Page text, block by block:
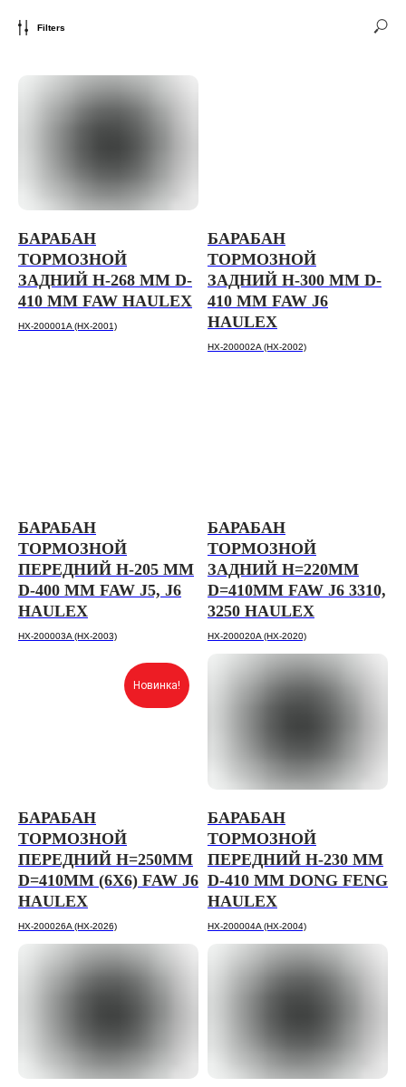
Filters
БАРАБАН
ТОРМОЗНОЙ
ЗАДНИЙ H-268 ММ D-
410 ММ FAW HAULEX
HX-200001A (HX-2001)
БАРАБАН
ТОРМОЗНОЙ
ЗАДНИЙ H-300 ММ D-
410 ММ FAW J6
HAULEX
HX-200002A (HX-2002)
БАРАБАН
ТОРМОЗНОЙ
ПЕРЕДНИЙ H-205 ММ
D-400 ММ FAW J5, J6
HAULEX
HX-200003A (HX-2003)
БАРАБАН
ТОРМОЗНОЙ
ЗАДНИЙ H=220ММ
D=410ММ FAW J6 3310,
3250 HAULEX
HX-200020A (HX-2020)
Новинка!
БАРАБАН
ТОРМОЗНОЙ
ПЕРЕДНИЙ H=250ММ
D=410ММ (6Х6) FAW J6
HAULEX
HX-200026A (HX-2026)
БАРАБАН
ТОРМОЗНОЙ
ПЕРЕДНИЙ H-230 ММ
D-410 ММ DONG FENG
HAULEX
HX-200004A (HX-2004)